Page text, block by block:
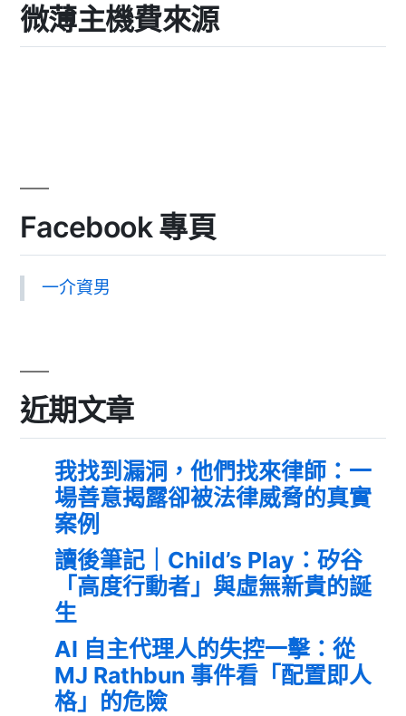
微薄主機費來源
Facebook 專頁
一介資男
近期文章
我找到漏洞，他們找來律師：一
場善意揭露卻被法律威脅的真實
案例
讀後筆記｜Child’s Play：矽谷
「高度行動者」與虛無新貴的誕
生
AI 自主代理人的失控一擊：從
MJ Rathbun 事件看「配置即人
格」的危險